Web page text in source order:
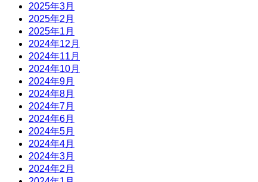
2025年3月
2025年2月
2025年1月
2024年12月
2024年11月
2024年10月
2024年9月
2024年8月
2024年7月
2024年6月
2024年5月
2024年4月
2024年3月
2024年2月